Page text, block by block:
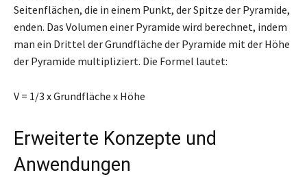
Seitenflächen, die in einem Punkt, der Spitze der Pyramide,
enden. Das Volumen einer Pyramide wird berechnet, indem
man ein Drittel der Grundfläche der Pyramide mit der Höhe
der Pyramide multipliziert. Die Formel lautet:
V = 1/3 x Grundfläche x Höhe
Erweiterte Konzepte und
Anwendungen